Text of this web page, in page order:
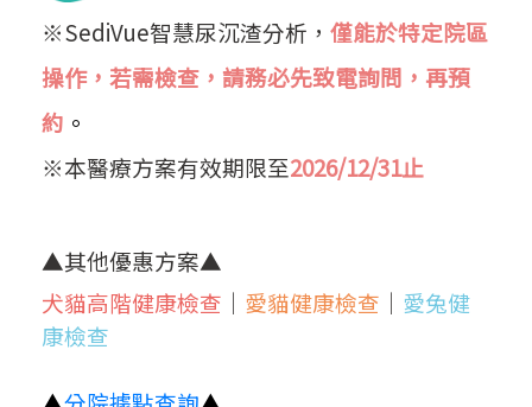
※SediVue智慧尿沉渣分析， 僅能於特定院區
操作，若需檢查，請務必先致電詢問，再預
約 。
※本醫療方案有效期限至2026/12/31止
▲其他優惠方案▲
犬貓高階健康檢查 │ 愛貓健康檢查 │ 愛兔健
康檢查